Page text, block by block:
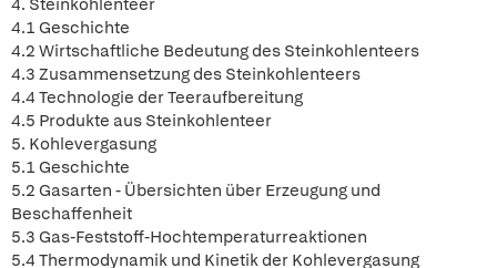
4. Steinkohlenteer
4.1 Geschichte
4.2 Wirtschaftliche Bedeutung des Steinkohlenteers
4.3 Zusammensetzung des Steinkohlenteers
4.4 Technologie der Teeraufbereitung
4.5 Produkte aus Steinkohlenteer
5. Kohlevergasung
5.1 Geschichte
5.2 Gasarten - Übersichten über Erzeugung und
Beschaffenheit
5.3 Gas-Feststoff-Hochtemperaturreaktionen
5.4 Thermodynamik und Kinetik der Kohlevergasung